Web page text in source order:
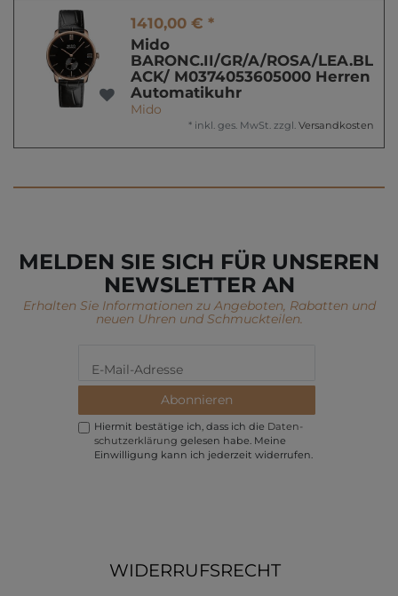
1410,00 € *
Mido
BARONC.II/GR/A/ROSA/LEA.BL
ACK/ M0374053605000 Herren
Automatikuhr
Mido
* inkl. ges. MwSt. zzgl. Versandkosten
MELDEN SIE SICH FÜR UNSEREN
NEWSLETTER AN
Erhalten Sie Informationen zu Angeboten, Rabatten und
neuen Uhren und Schmuckteilen.
Abonnieren
Hiermit bestätige ich, dass ich die Daten­
schutz­erklärung gelesen habe. Meine
Einwilligung kann ich jederzeit widerrufen.
WIDERRUFSRECHT